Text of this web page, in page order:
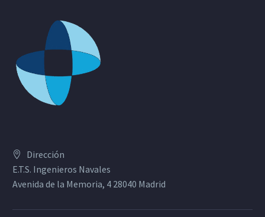
Dirección
E.T.S. Ingenieros Navales
Avenida de la Memoria, 4 28040 Madrid